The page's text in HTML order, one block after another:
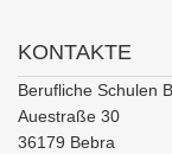
KONTAKTE
Berufliche Schulen
Auestraße 30
36179 Bebra